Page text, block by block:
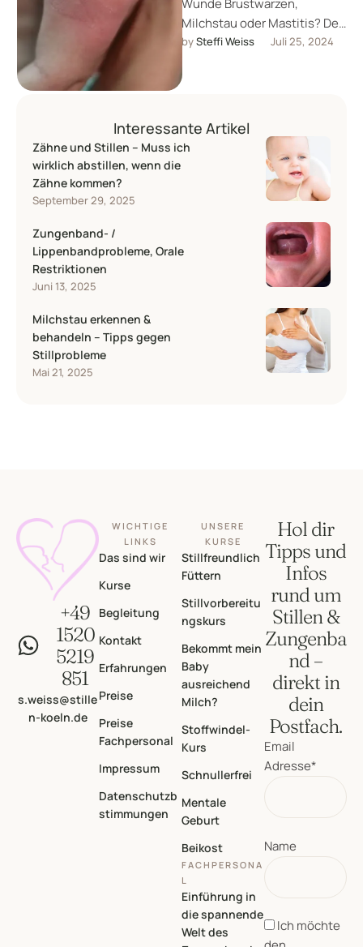
Wunde Brustwarzen,
Milchstau oder Mastitis? Der
Therapielaser kann die
für mehr Wohlbefinden in
by Steffi Weiss Juli 25, 2024
Interessante Artikel
Zähne und Stillen – Muss ich
wirklich abstillen, wenn die
Zähne kommen?
September 29, 2025
Zungenband- /
Lippenbandprobleme, Orale
Restriktionen
Juni 13, 2025
Milchstau erkennen &
behandeln – Tipps gegen
Stillprobleme
Mai 21, 2025
+49
1520
5219
851
s.weiss@stille
n-koeln.de
WICHTIGE
LINKS
Das sind wir
Kurse
Begleitung
Kontakt
Erfahrungen
Preise
Preise
Fachpersonal
Impressum
Datenschutzb
stimmungen
UNSERE
KURSE
Stillfreundlich
Füttern
Stillvorbereitu
ngskurs
Bekommt mein
Baby
ausreichend
Milch?
Stoffwindel-
Kurs
Schnullerfrei
Mentale
Geburt
Beikost
FACHPERSONA
L
Einführung in
die spannende
Welt des
Hol dir
Tipps und
Infos
rund um
Stillen &
Zungenba
nd –
direkt in
dein
Postfach.
Email
Adresse*
Name
Ich möchte